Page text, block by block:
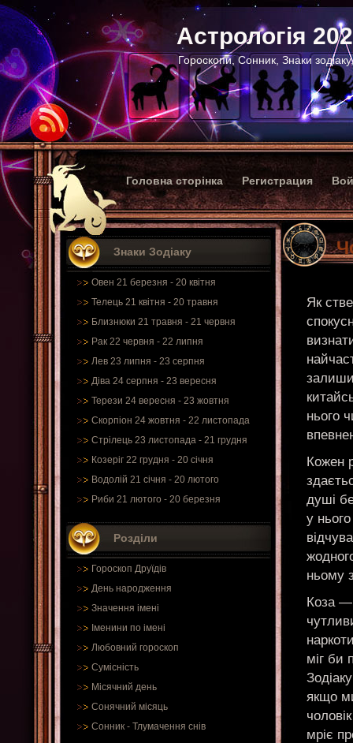
Астрологія
Гороскопи, Сонник, Знаки
Головна сторінка Регистрация
Знаки Зодіаку
Овен 21 березня - 20 квітня
Телець 21 квітня - 20 травня
Близнюки 21 травня - 21 червня
Рак 22 червня - 22 липня
Лев 23 липня - 23 серпня
Діва 24 серпня - 23 вересня
Терези 24 вересня - 23 жовтня
Скорпіон 24 жовтня - 22 листопада
Стрілець 23 листопада - 21 грудня
Козеріг 22 грудня - 20 січня
Водолій 21 січня - 20 лютого
Риби 21 лютого - 20 березня
Розділи
Гороскоп Друїдів
День народження
Значення імені
Іменини по імені
Любовний гороскоп
Сумісність
Місячний день
Сонячний місяць
Сонник - Тлумачення снів
Як
нього
Кожен
душі
у
ньому
Коза —
міг би
якщо
мріє